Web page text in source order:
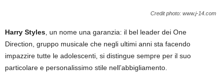
Credit photo: www.j-14.com
Harry Styles , un nome una garanzia: il bel leader dei One
Direction, gruppo musicale che negli ultimi anni sta facendo
impazzire tutte le adolescenti, si distingue sempre per il suo
particolare e personalissimo stile nell’abbigliamento.